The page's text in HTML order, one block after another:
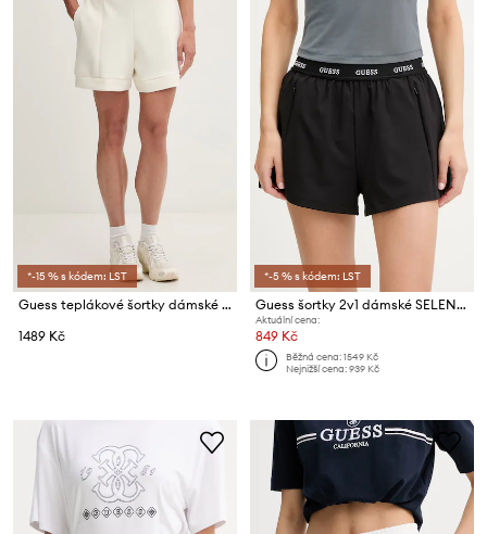
*-15 % s kódem: LST
Guess teplákové šortky dámské s modalem OLYMPE
1489 Kč
*-5 % s kódem: LST
Guess šortky 2v1 dámské SELENE
Aktuální cena:
849 Kč
Běžná cena:1549 Kč
Nejnižší cena:939 Kč